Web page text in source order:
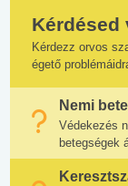
Kérdésed
Kérdezz orvos
égető
Nemi
Védekezés
betegségek